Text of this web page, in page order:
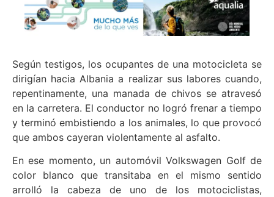
Según testigos, los ocupantes de una motocicleta se
dirigían hacia Albania a realizar sus labores cuando,
repentinamente, una manada de chivos se atravesó
en la carretera. El conductor no logró frenar a tiempo
y terminó embistiendo a los animales, lo que provocó
que ambos cayeran violentamente al asfalto.
En ese momento, un automóvil Volkswagen Golf de
color blanco que transitaba en el mismo sentido
arrolló la cabeza de uno de los motociclistas,